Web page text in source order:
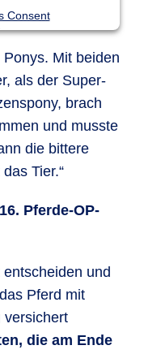
Consent
Ponys. Mit beiden
als der Super-
brach
und musste
die bittere
Tier.“
Pferde-OP-
und
Pferd mit
versichert
die am Ende